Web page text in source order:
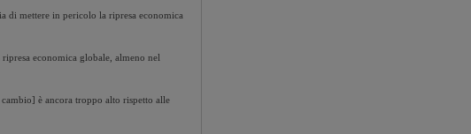
di mettere in pericolo la ripresa economica
economica globale, almeno nel
è ancora troppo alto rispetto alle